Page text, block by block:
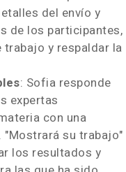
del envío y
de los participantes,
trabajo y respaldar la
: Sofia responde
expertas
con una
"Mostrará su trabajo"
los resultados y